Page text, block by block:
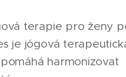
terapie pro ženy
je jógová
harmonizovat